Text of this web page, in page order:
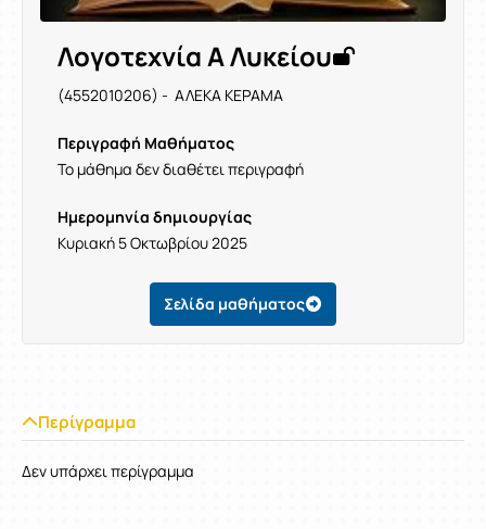
Λογοτεχνία Α Λυκείου
(4552010206) - ΑΛΕΚΑ ΚΕΡΑΜΑ
Περιγραφή Μαθήματος
Το μάθημα δεν διαθέτει περιγραφή
Ημερομηνία δημιουργίας
Κυριακή 5 Οκτωβρίου 2025
Σελίδα μαθήματος
Περίγραμμα
Δεν υπάρχει περίγραμμα